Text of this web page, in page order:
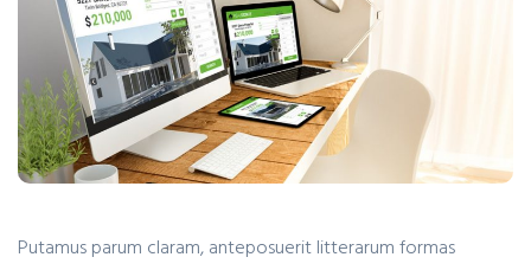
Putamus parum claram, anteposuerit litterarum formas